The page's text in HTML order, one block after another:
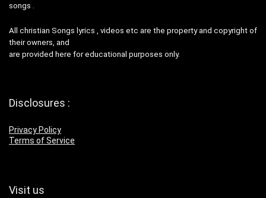
songs .
All christian Songs lyrics , videos etc are the property and copyright of
their owners, and
are provided here for educational purposes only.
Disclosures :
Privacy Policy
Terms of Service
Visit us